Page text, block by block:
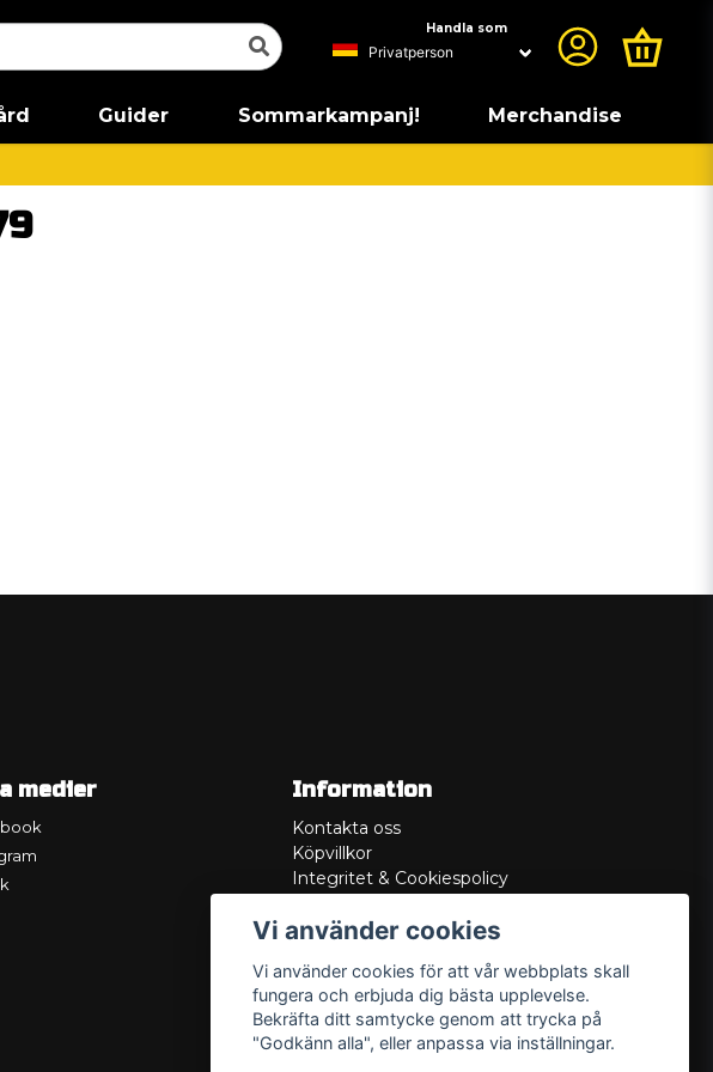
Handla som
Guider Sommarkampanj! Merchandise
medier Information
Kontakta oss
Köpvillkor
Integritet & Cookiespolicy
Service/Garanti
Lådritning
Om oss
Vi använder cookies
Vi använder cookies för att vår webbplats skall
fungera och erbjuda dig bästa upplevelse.
Bekräfta ditt samtycke genom att trycka på
"Godkänn alla", eller anpassa via inställningar.